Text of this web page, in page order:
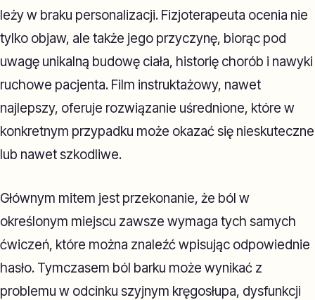
leży w braku personalizacji. Fizjoterapeuta ocenia nie
tylko objaw, ale także jego przyczynę, biorąc pod
uwagę unikalną budowę ciała, historię chorób i nawyki
ruchowe pacjenta. Film instruktażowy, nawet
najlepszy, oferuje rozwiązanie uśrednione, które w
konkretnym przypadku może okazać się nieskuteczne
lub nawet szkodliwe.
Głównym mitem jest przekonanie, że ból w
określonym miejscu zawsze wymaga tych samych
ćwiczeń, które można znaleźć wpisując odpowiednie
hasło. Tymczasem ból barku może wynikać z
problemu w odcinku szyjnym kręgosłupa, dysfunkcji